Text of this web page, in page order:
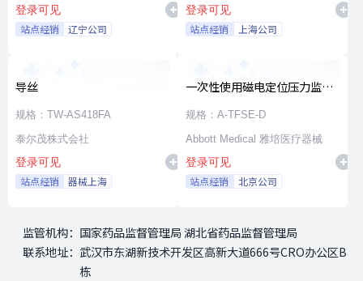
登录可见
站点经销 辽宁公司
登录可见
站点经销 上海公司
导丝
规格：TW-AS418FA
泰尔茂株式会社
登录可见
站点经销 器械上海
一次性使用磁电定位压力监测
射频消融导管
规格：A-TFSE-D
Abbott Medical 雅培医疗器械
登录可见
站点经销 北京公司
监管机构： 国家药品监督管理局 湖北省药品监督管理局
联系地址： 武汉市东湖新技术开发区高新大道666号CRO办公区B
栋